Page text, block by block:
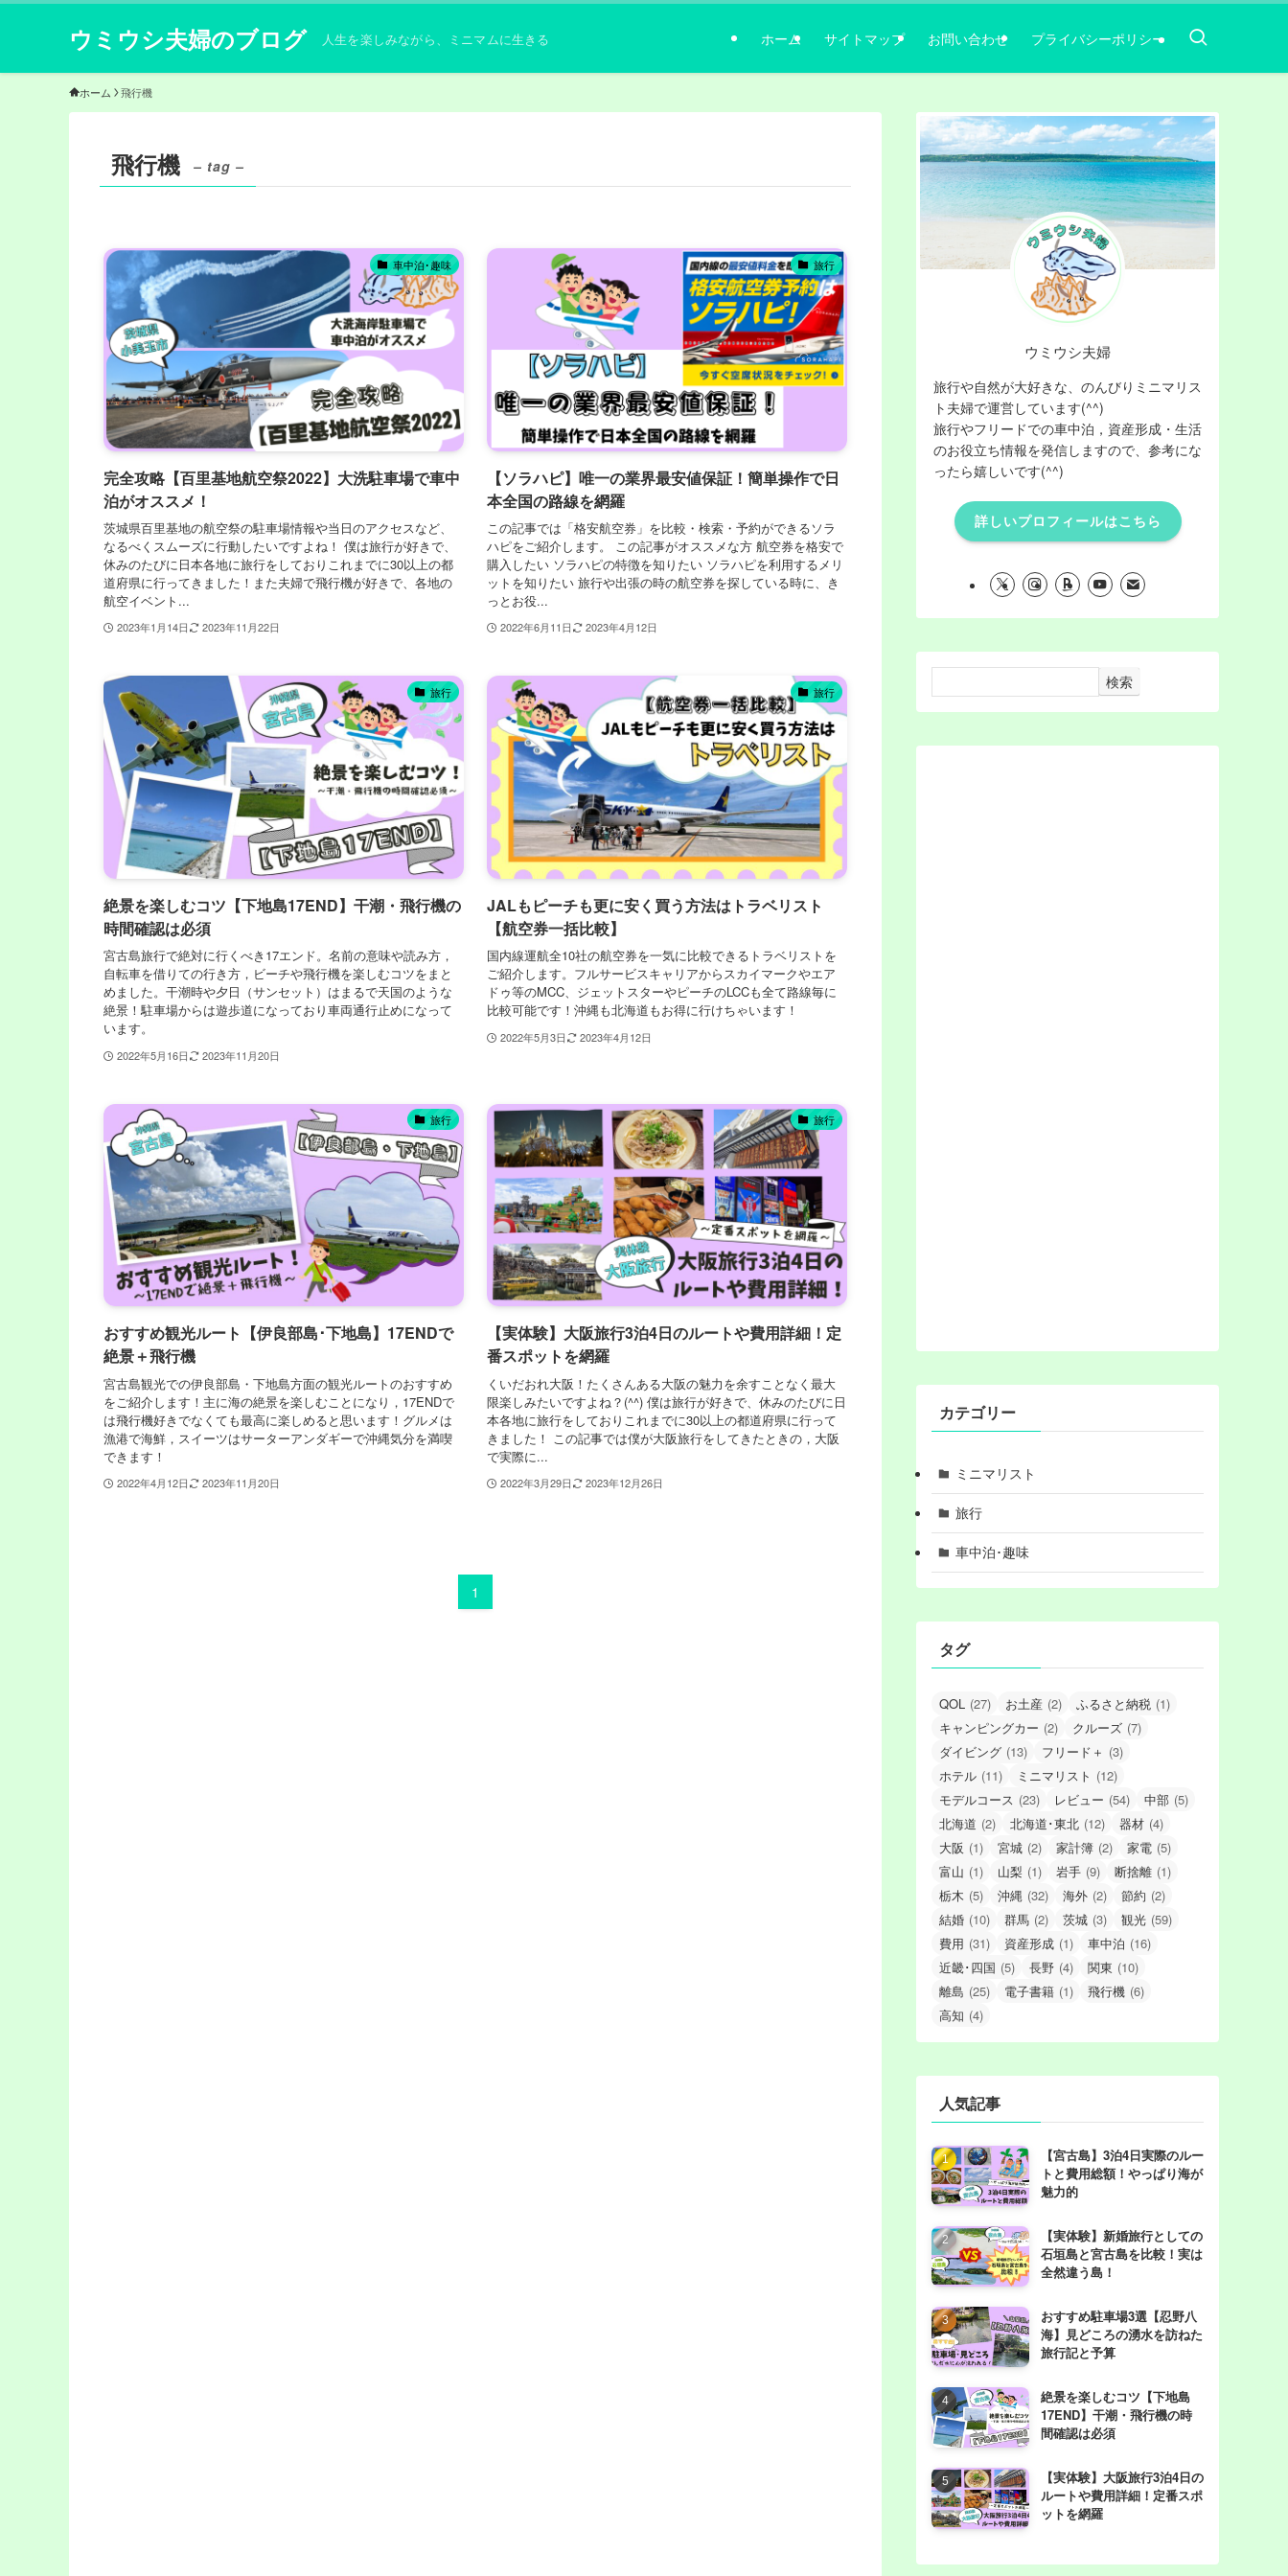
ウミウシ夫婦のブログ 人生を楽しみながら、ミニマムに生きる ホーム サイトマップ お問い合わせ プライバシーポリシー
ホーム 飛行機
飛行機 – tag –
車中泊･趣味
完全攻略【百里基地航空祭2022】大洗駐車場で車中
泊がオススメ！
茨城県百里基地の航空祭の駐車場情報や当日のアクセスなど、
なるべくスムーズに行動したいですよね！ 僕は旅行が好きで、
休みのたびに日本各地に旅行をしておりこれまでに30以上の都
道府県に行ってきました！また夫婦で飛行機が好きで、各地の
航空イベント...
2023年1月14日 2023年11月22日
旅行
【ソラハピ】唯一の業界最安値保証！簡単操作で日
本全国の路線を網羅
この記事では「格安航空券」を比較・検索・予約ができるソラ
ハピをご紹介します。 この記事がオススメな方 航空券を格安で
購入したい ソラハピの特徴を知りたい ソラハピを利用するメリ
ットを知りたい 旅行や出張の時の航空券を探している時に、き
っとお役...
2022年6月11日 2023年4月12日
旅行
絶景を楽しむコツ【下地島17END】干潮・飛行機の
時間確認は必須
宮古島旅行で絶対に行くべき17エンド。名前の意味や読み方，
自転車を借りての行き方，ビーチや飛行機を楽しむコツをまと
めました。干潮時や夕日（サンセット）はまるで天国のような
絶景！駐車場からは遊歩道になっており車両通行止めになって
います。
2022年5月16日 2023年11月20日
旅行
JALもピーチも更に安く買う方法はトラベリスト
【航空券一括比較】
国内線運航全10社の航空券を一気に比較できるトラベリストを
ご紹介します。フルサービスキャリアからスカイマークやエア
ドゥ等のMCC、ジェットスターやピーチのLCCも全て路線毎に
比較可能です！沖縄も北海道もお得に行けちゃいます！
2022年5月3日 2023年4月12日
旅行
おすすめ観光ルート【伊良部島･下地島】17ENDで
絶景＋飛行機
宮古島観光での伊良部島・下地島方面の観光ルートのおすすめ
をご紹介します！主に海の絶景を楽しむことになり，17ENDで
は飛行機好きでなくても最高に楽しめると思います！グルメは
漁港で海鮮，スイーツはサーターアンダギーで沖縄気分を満喫
できます！
2022年4月12日 2023年11月20日
旅行
【実体験】大阪旅行3泊4日のルートや費用詳細！定
番スポットを網羅
くいだおれ大阪！たくさんある大阪の魅力を余すことなく最大
限楽しみたいですよね？(^^) 僕は旅行が好きで、休みのたびに日
本各地に旅行をしておりこれまでに30以上の都道府県に行って
きました！ この記事では僕が大阪旅行をしてきたときの，大阪
で実際に...
2022年3月29日 2023年12月26日
1
ウミウシ夫婦
旅行や自然が大好きな、のんびりミニマリス
ト夫婦で運営しています(^^)
旅行やフリードでの車中泊，資産形成・生活
のお役立ち情報を発信しますので、参考にな
ったら嬉しいです(^^)
詳しいプロフィールはこちら
検索
カテゴリー
ミニマリスト
旅行
車中泊･趣味
タグ
QOL (27) お土産 (2) ふるさと納税 (1)
キャンピングカー (2) クルーズ (7)
ダイビング (13) フリード＋ (3)
ホテル (11) ミニマリスト (12)
モデルコース (23) レビュー (54) 中部 (5)
北海道 (2) 北海道･東北 (12) 器材 (4)
大阪 (1) 宮城 (2) 家計簿 (2) 家電 (5)
富山 (1) 山梨 (1) 岩手 (9) 断捨離 (1)
栃木 (5) 沖縄 (32) 海外 (2) 節約 (2)
結婚 (10) 群馬 (2) 茨城 (3) 観光 (59)
費用 (31) 資産形成 (1) 車中泊 (16)
近畿･四国 (5) 長野 (4) 関東 (10)
離島 (25) 電子書籍 (1) 飛行機 (6)
高知 (4)
人気記事
【宮古島】3泊4日実際のルー
トと費用総額！やっぱり海が
魅力的
【実体験】新婚旅行としての
石垣島と宮古島を比較！実は
全然違う島！
おすすめ駐車場3選【忍野八
海】見どころの湧水を訪ねた
旅行記と予算
絶景を楽しむコツ【下地島
17END】干潮・飛行機の時
間確認は必須
【実体験】大阪旅行3泊4日の
ルートや費用詳細！定番スポ
ットを網羅